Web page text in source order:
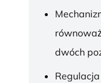
dwóch